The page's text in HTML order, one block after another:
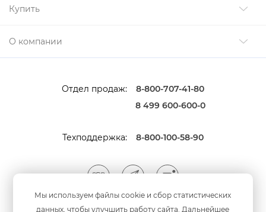
Мы используем файлы cookie и сбор статистических
данных, чтобы улучшить работу сайта. Дальнейшее
Купить
О компании
Отдел продаж:
8-800-707-41-80
8 499 600-600-0
Техподдержка: 8-800-100-58-90